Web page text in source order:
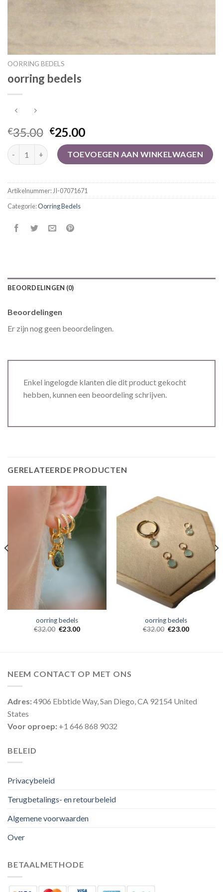
OORRING BEDELS
oorring bedels
€35.00 €25.00
oorring bedels aantalTOEVOEGEN AAN WINKELWAGEN
Artikelnummer:JI-07071671
Categorie:Oorring Bedels
BEOORDELINGEN (0)
Beoordelingen
Er zijn nog geen beoordelingen.
Enkel ingelogde klanten die dit product gekocht
hebben, kunnen een beoordeling schrijven.
GERELATEERDE PRODUCTEN
oorring bedels
€32.00 €23.00
oorring bedels
€32.00 €23.00
NEEM CONTACT OP MET ONS
Adres:4906 Ebbtide Way, San Diego, CA 92154 United
States
Voor oproep: +1 646 868 9032
BELEID
Privacybeleid
Terugbetalings- en retourbeleid
Algemene voorwaarden
Over
BETAALMETHODE